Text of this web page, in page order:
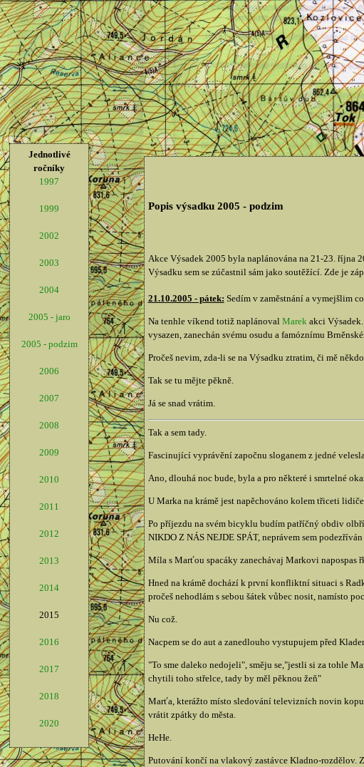
Jednotlivé
ročníky
1997
1999
2002
2003
2004
2005 - jaro
2005 - podzim
2006
2007
2008
2009
2010
2011
2012
2013
2014
2015
2016
2017
2018
2020
Popis výsadku 2005 - podzim
Akce Výsadek 2005 byla naplánována na 21-23. října
Výsadku sem se zúčastnil sám jako soutěžící. Zde je
21.10.2005 - pátek: Sedím v zaměstnání a vymejšlim
Na tenhle víkend totiž naplánoval Marekakci
vysazen, zanechán svému osudu a famóznímu
Pročeš nevim, zda-li se na Výsadku ztratim, či mě
Tak se tu mějte pěkně.
Já se snad vrátim.
Tak a sem tady.
Fascinující vyprávění započnu sloganem z jedné
Ano, dlouhá noc bude, byla a pro některé i smrtelné
U Marka na krámě jest napěchováno kolem třiceti
Po příjezdu na svém bicyklu budím patříčný obdiv
NIKDO Z NÁS NEJDE SPÁT, neprávem sem
Míla s Marťou spacáky zanechávaj Markovi napospas
Hned na krámě dochází k první konfliktní situaci s
pročeš nehodlám s sebou šátek vůbec nosit, namísto
Nu což.
Nacpem se do aut a zanedlouho vystupujem před
"To sme daleko nedojeli", směju se,"jestli si za tohle
chytili toho střelce, tady by měl pěknou žeň"
Marťa, kterážto místo sledování televizních novin
vrátit zpátky do města.
HeHe.
Putování končí na vlakový zastávce Kladno-rozdělov.